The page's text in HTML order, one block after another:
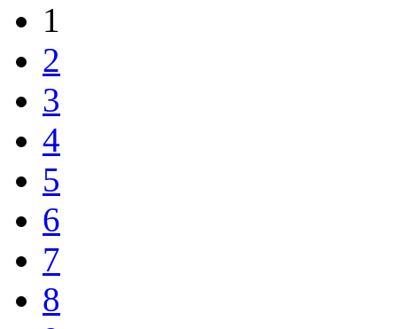
1
2
3
4
5
6
7
8